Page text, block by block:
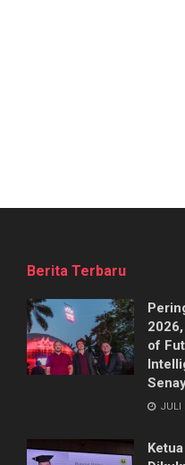
Berita Terbaru
of
JULI